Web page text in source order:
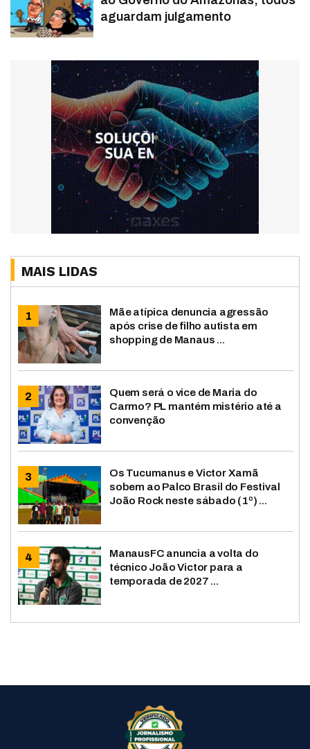
aguardam julgamento
MAIS LIDAS
Mãe atípica denuncia agressão
após crise de filho autista em
shopping de Manaus ...
Quem será o vice de Maria do
Carmo? PL mantém mistério até a
convenção
Os Tucumanus e Victor Xamã
sobem ao Palco Brasil do Festival
João Rock neste sábado (1º) ...
ManausFC anuncia a volta do
técnico João Victor para a
temporada de 2027 ...